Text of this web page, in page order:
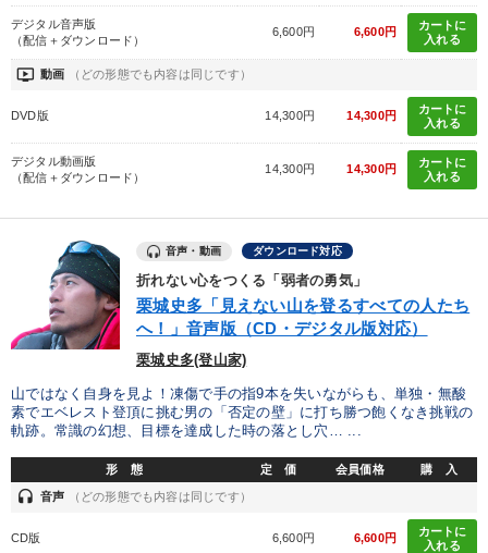
デジタル音声版
（配信＋ダウンロード）
6,600円 6,600円
カートに
入れる
ondemand_video 動画 （どの形態でも内容は同じです）
DVD版 14,300円 14,300円
カートに
入れる
デジタル動画版
（配信＋ダウンロード）
14,300円 14,300円
カートに
入れる
音声・動画 ダウンロード対応
折れない心をつくる「弱者の勇気」
栗城史多「見えない山を登るすべての人たち
へ！」音声版（CD・デジタル版対応）
栗城史多(登山家)
山ではなく自身を見よ！凍傷で手の指9本を失いながらも、単独・無酸
素でエベレスト登頂に挑む男の「否定の壁」に打ち勝つ飽くなき挑戦の
軌跡。常識の幻想、目標を達成した時の落とし穴… ...
形 態 定 価 会員価格 購 入
headset 音声 （どの形態でも内容は同じです）
CD版 6,600円 6,600円
カートに
入れる